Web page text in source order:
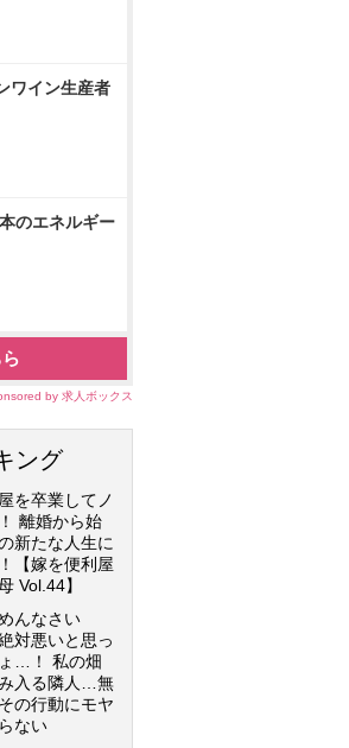
ワイン生産者
のエネルギー
by 求人ボックス
ング
を卒業してノ
離婚から始
新たな人生に
【嫁を便利屋
Vol.44】
んなさい
対悪いと思っ
…！ 私の畑
入る隣人…無
の行動にモヤ
ない